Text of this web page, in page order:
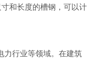
和长度的槽钢，可以计
力行业等领域。在建筑